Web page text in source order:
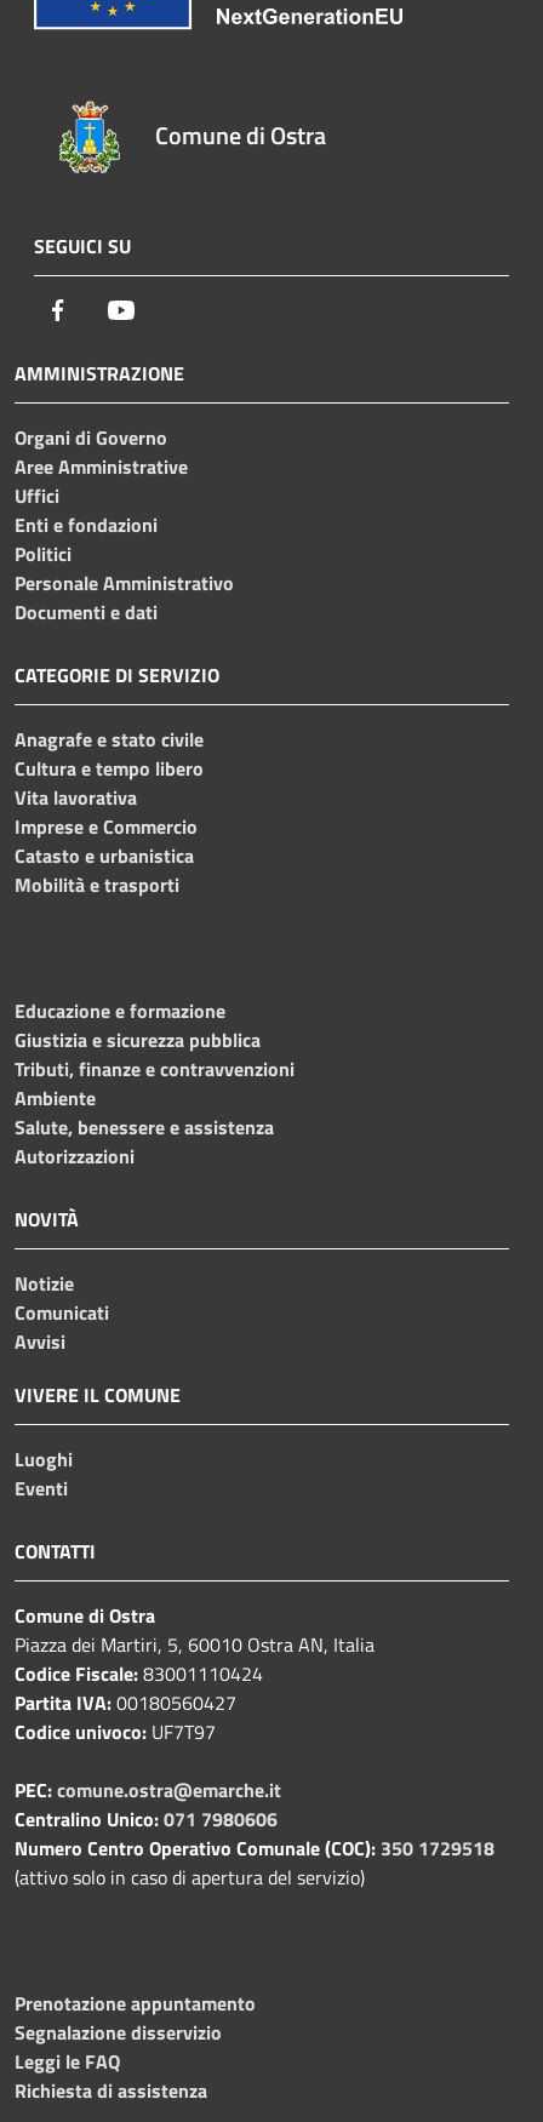
Comune di Ostra
SEGUICI SU
Facebook
AMMINISTRAZIONE
Organi di Governo
Aree Amministrative
Uffici
Enti e fondazioni
Politici
Personale Amministrativo
Documenti e dati
CATEGORIE DI SERVIZIO
Anagrafe e stato civile
Cultura e tempo libero
Vita lavorativa
Imprese e Commercio
Catasto e urbanistica
Mobilità e trasporti
Educazione e formazione
Giustizia e sicurezza pubblica
Tributi, finanze e contravvenzioni
Ambiente
Salute, benessere e assistenza
Autorizzazioni
NOVITÀ
Notizie
Comunicati
Avvisi
VIVERE IL COMUNE
Luoghi
Eventi
CONTATTI
Comune di Ostra
Piazza dei Martiri, 5, 60010 Ostra AN, Italia
Codice Fiscale:83001110424
Partita IVA:00180560427
Codice univoco: UF7T97
PEC:comune.ostra@emarche.it
Centralino Unico:071 7980606
Numero Centro Operativo Comunale (COC): 350 1729518
(attivo solo in caso di apertura del servizio)
Prenotazione appuntamento
Segnalazione disservizio
Leggi le FAQ
Richiesta di assistenza